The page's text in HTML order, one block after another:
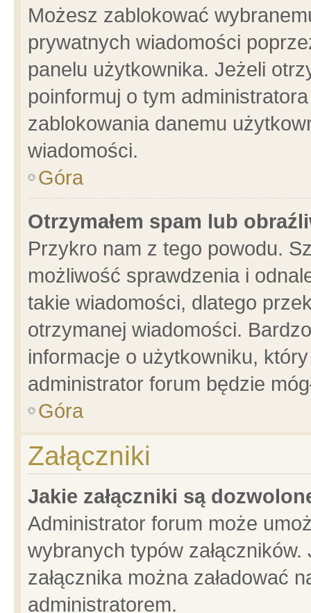
Możesz zablokować
prywatnych wiadomości
panelu użytkownika. Jeżeli
poinformuj o tym
zablokowania danemu
wiadomości.
Góra
Otrzymałem spam lub
Przykro nam z tego powodu.
możliwość sprawdzenia i
takie wiadomości, dlatego
otrzymanej wiadomości.
informacje o użytkowniku,
administrator forum będzie
Góra
Załączniki
Jakie załączniki są
Administrator forum może
wybranych typów
załącznika można załadować
administratorem.